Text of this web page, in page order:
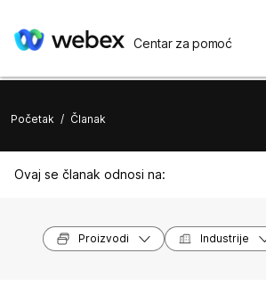
Centar za pomoć
Početak / Članak
Ovaj se članak odnosi na:
Proizvodi Industrije